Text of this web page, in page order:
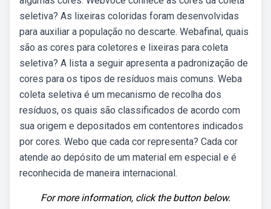
seletiva? As lixeiras coloridas foram desenvolvidas
para auxiliar a população no descarte. Webafinal, quais
são as cores para coletores e lixeiras para coleta
seletiva? A lista a seguir apresenta a padronização de
cores para os tipos de resíduos mais comuns. Weba
coleta seletiva é um mecanismo de recolha dos
resíduos, os quais são classificados de acordo com
sua origem e depositados em contentores indicados
por cores. Webo que cada cor representa? Cada cor
atende ao depósito de um material em especial e é
reconhecida de maneira internacional.
For more information, click the button below.